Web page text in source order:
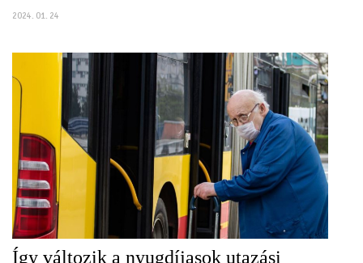
2024. 01. 24
Így változik a nyugdíjasok utazási